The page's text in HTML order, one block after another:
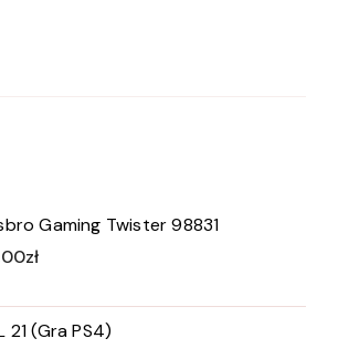
Gaming Twister 98831
zł
21 (Gra PS4)